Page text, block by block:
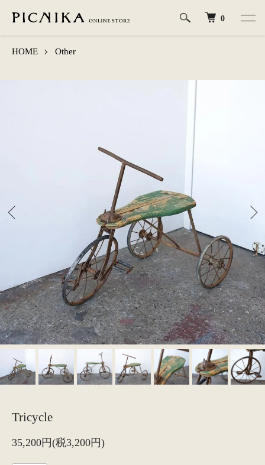
0
HOME Other
Tricycle
35,200円(税3,200円)